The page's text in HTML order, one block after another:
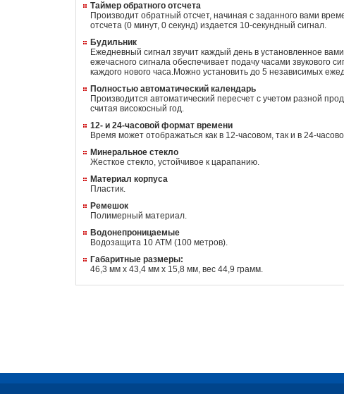
Таймер обратного отсчета
Производит обратный отсчет, начиная с заданного вами
отсчета (0 минут, 0 секунд) издается 10-секундный сигнал.
Будильник
Ежедневный сигнал звучит каждый день в установленное
ежечасного сигнала обеспечивает подачу часами звукового
каждого нового часа.Можно установить до 5 независимых
Полностью автоматический календарь
Производится автоматический пересчет с учетом разной
считая високосный год.
12- и 24-часовой формат времени
Время может отображаться как в 12-часовом, так и в 24-
Минеральное стекло
Жесткое стекло, устойчивое к царапанию.
Материал корпуса
Пластик.
Ремешок
Полимерный материал.
Водонепроницаемые
Водозащита 10 АТМ (100 метров).
Габаритные размеры:
46,3 мм x 43,4 мм x 15,8 мм, вес 44,9 грамм.